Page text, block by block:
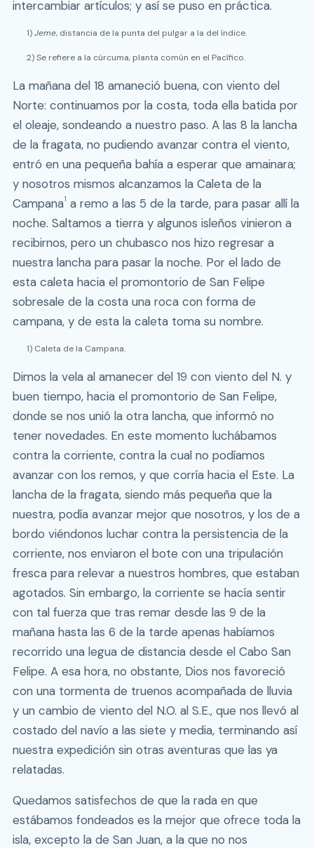
intercambiar artículos; y así se puso en práctica.
1)Jeme, distancia de la punta del pulgar a la del índice.
2) Se refiere a la cúrcuma, planta común en el Pacífico.
La mañana del 18 amaneció buena, con viento del
Norte: continuamos por la costa, toda ella batida por
el oleaje, sondeando a nuestro paso. A las 8 la lancha
de la fragata, no pudiendo avanzar contra el viento,
entró en una pequeña bahía a esperar que amainara;
y nosotros mismos alcanzamos la Caleta de la
Campana1 a remo a las 5 de la tarde, para pasar allí la
noche. Saltamos a tierra y algunos isleños vinieron a
recibirnos, pero un chubasco nos hizo regresar a
nuestra lancha para pasar la noche. Por el lado de
esta caleta hacia el promontorio de San Felipe
sobresale de la costa una roca con forma de
campana, y de esta la caleta toma su nombre.
1) Caleta de la Campana.
Dimos la vela al amanecer del 19 con viento del N. y
buen tiempo, hacia el promontorio de San Felipe,
donde se nos unió la otra lancha, que informó no
tener novedades. En este momento luchábamos
contra la corriente, contra la cual no podíamos
avanzar con los remos, y que corría hacia el Este. La
lancha de la fragata, siendo más pequeña que la
nuestra, podía avanzar mejor que nosotros, y los de a
bordo viéndonos luchar contra la persistencia de la
corriente, nos enviaron el bote con una tripulación
fresca para relevar a nuestros hombres, que estaban
agotados. Sin embargo, la corriente se hacía sentir
con tal fuerza que tras remar desde las 9 de la
mañana hasta las 6 de la tarde apenas habíamos
recorrido una legua de distancia desde el Cabo San
Felipe. A esa hora, no obstante, Dios nos favoreció
con una tormenta de truenos acompañada de lluvia
y un cambio de viento del N.O. al S.E., que nos llevó al
costado del navío a las siete y media, terminando así
nuestra expedición sin otras aventuras que las ya
relatadas.
Quedamos satisfechos de que la rada en que
estábamos fondeados es la mejor que ofrece toda la
isla, excepto la de San Juan, a la que no nos